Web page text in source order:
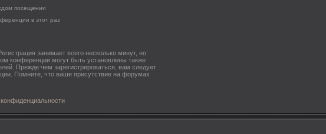
посещении
в этот раз
занимает всего несколько минут, но
конференции могут быть установлены также
Прежде чем зарегистрироваться, вам следует
Помните, что ваше присутствие на форумах